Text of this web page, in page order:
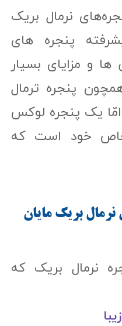
نرمال بریک
پنجره های
و مزایای بسیار
پنجره ترمال
یک پنجره لوکس
خود است که
نرمال بریک که
نرمال بریک مایان